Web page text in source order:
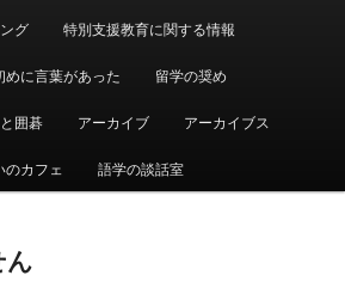
グ 特別支援教育に関する情報
めに言葉があった 留学の奨め
囲碁 アーカイブ アーカイブス
のカフェ 語学の談話室
ん